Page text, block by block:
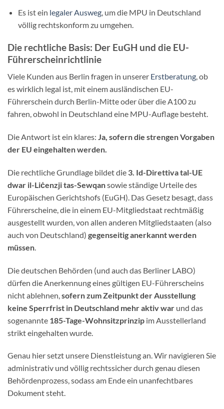
Es ist ein legaler Ausweg, um die MPU in Deutschland
völlig rechtskonform zu umgehen.
Die rechtliche Basis: Der EuGH und die EU-
Führerscheinrichtlinie
Viele Kunden aus Berlin fragen in unserer Erstberatung, ob
es wirklich legal ist, mit einem ausländischen EU-
Führerschein durch Berlin-Mitte oder über die A100 zu
fahren, obwohl in Deutschland eine MPU-Auflage besteht.
Die Antwort ist ein klares: Ja, sofern die strengen Vorgaben
der EU eingehalten werden.
Die rechtliche Grundlage bildet die 3. Id-Direttiva tal-UE
dwar il-Liċenzji tas-Sewqansowie ständige Urteile des
Europäischen Gerichtshofs (EuGH). Das Gesetz besagt, dass
Führerscheine, die in einem EU-Mitgliedstaat rechtmäßig
ausgestellt wurden, von allen anderen Mitgliedstaaten (also
auch von Deutschland) gegenseitig anerkannt werden
müssen
Die deutschen Behörden (und auch das Berliner LABO)
dürfen die Anerkennung eines gültigen EU-Führerscheins
nicht ablehnen, sofern zum Zeitpunkt der Ausstellung
keine Sperrfrist in Deutschland mehr aktiv war und das
sogenannte 185-Tage-Wohnsitzprinzip im Ausstellerland
strikt eingehalten wurde.
Genau hier setzt unsere Dienstleistung an. Wir navigieren Sie
administrativ und völlig rechtssicher durch genau diesen
Behördenprozess, sodass am Ende ein unanfechtbares
Dokument steht.